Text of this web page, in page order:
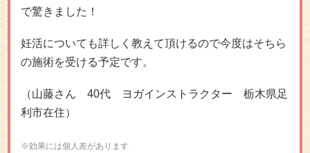
で驚きました！
妊活についても詳しく教えて頂けるので今度はそちら
の施術を受ける予定です。
（山藤さん 40代 ヨガインストラクター 栃木県足
利市在住）
※効果には個人差があります